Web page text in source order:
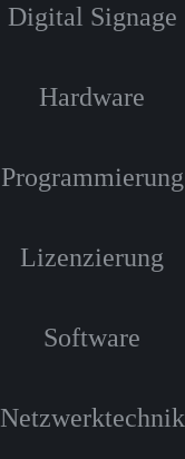
Digital Signage
Hardware
Programmierung
Lizenzierung
Software
Netzwerktechnik